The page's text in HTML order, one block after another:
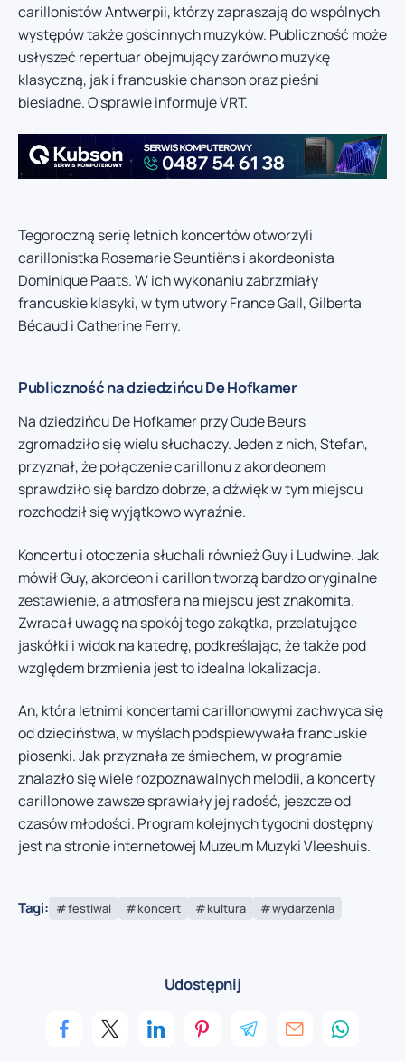
carillonistów Antwerpii, którzy zapraszają do wspólnych
występów także gościnnych muzyków. Publiczność może
usłyszeć repertuar obejmujący zarówno muzykę
klasyczną, jak i francuskie chanson oraz pieśni
biesiadne. O sprawie informuje VRT.
Tegoroczną serię letnich koncertów otworzyli
carillonistka Rosemarie Seuntiëns i akordeonista
Dominique Paats. W ich wykonaniu zabrzmiały
francuskie klasyki, w tym utwory France Gall, Gilberta
Bécaud i Catherine Ferry.
Publiczność na dziedzińcu De Hofkamer
Na dziedzińcu De Hofkamer przy Oude Beurs
zgromadziło się wielu słuchaczy. Jeden z nich, Stefan,
przyznał, że połączenie carillonu z akordeonem
sprawdziło się bardzo dobrze, a dźwięk w tym miejscu
rozchodził się wyjątkowo wyraźnie.
Koncertu i otoczenia słuchali również Guy i Ludwine. Jak
mówił Guy, akordeon i carillon tworzą bardzo oryginalne
zestawienie, a atmosfera na miejscu jest znakomita.
Zwracał uwagę na spokój tego zakątka, przelatujące
jaskółki i widok na katedrę, podkreślając, że także pod
względem brzmienia jest to idealna lokalizacja.
An, która letnimi koncertami carillonowymi zachwyca się
od dzieciństwa, w myślach podśpiewywała francuskie
piosenki. Jak przyznała ze śmiechem, w programie
znalazło się wiele rozpoznawalnych melodii, a koncerty
carillonowe zawsze sprawiały jej radość, jeszcze od
czasów młodości. Program kolejnych tygodni dostępny
jest na stronie internetowej Muzeum Muzyki Vleeshuis.
Tagi: festiwal koncert kultura wydarzenia
Udostępnij